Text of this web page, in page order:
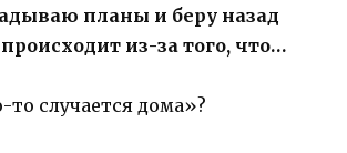
планы и беру назад
происходит из-за того, что…
то случается дома»?